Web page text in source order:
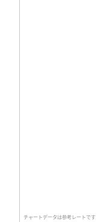
チャートデータは参考レートです